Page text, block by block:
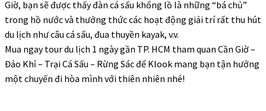
Giờ, bạn sẽ được thấy đàn cá sấu khổng lồ là những “bá chủ”
trong hồ nước và thưởng thức các hoạt động giải trí rất thu hút
du lịch như câu cá sấu, đua thuyền kayak, v.v.
Mua ngay tour du lịch 1 ngày gần TP. HCM tham quan Cần Giờ –
Đảo Khỉ – Trại Cá Sấu – Rừng Sácđể Klook mang bạn tận hưởng
một chuyến đi hòa mình với thiên nhiên nhé!